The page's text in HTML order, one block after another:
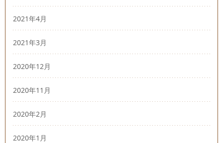
2021年4月
2021年3月
2020年12月
2020年11月
2020年2月
2020年1月